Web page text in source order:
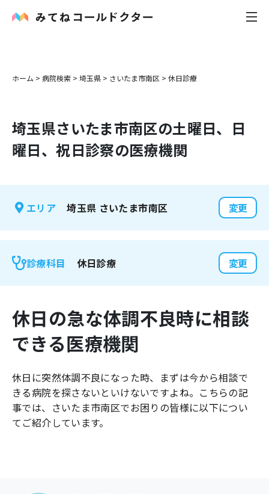
内科
花粉症
お知らせ
ホーム > 病院検索 > 埼玉県 > さいたま市南区 > 休日診療
埼玉県さいたま市南区の土曜日、日
曜日、祝日診察の医療機関
エリア 埼玉県 さいたま市南区 変更
診療科目 休日診療 変更
休日の急な体調不良時に相談
できる医療機関
休日に突然体調不良になった時、まずは今から相談で
きる病院を探さないといけないですよね。こちらの記
事では、 さいたま市南区でお困りの皆様に以下につい
てご紹介しています。